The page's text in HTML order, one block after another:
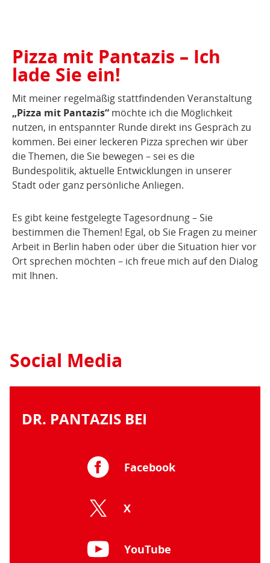
Pizza mit Pantazis – Ich
lade Sie ein!
Mit meiner regelmäßig stattfindenden Veranstaltung
„Pizza mit Pantazis“ möchte ich die Möglichkeit
nutzen, in entspannter Runde direkt ins Gespräch zu
kommen. Bei einer leckeren Pizza sprechen wir über
die Themen, die Sie bewegen – sei es die
Bundespolitik, aktuelle Entwicklungen in unserer
Stadt oder ganz persönliche Anliegen.
Es gibt keine festgelegte Tagesordnung – Sie
bestimmen die Themen! Egal, ob Sie Fragen zu meiner
Arbeit in Berlin haben oder über die Situation hier vor
Ort sprechen möchten – ich freue mich auf den Dialog
mit Ihnen.
Social Media
DR. PANTAZIS BEI
Facebook
X
YouTube